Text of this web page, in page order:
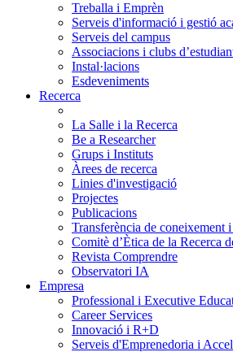
Treballa i Emprèn
Serveis d'informació i gestió
Serveis del campus
Associacions i clubs
Instal·lacions
Esdeveniments
Recerca
La Salle i la Recerca
Be a Researcher
Grups i Instituts
Àrees de recerca
Linies d'investigació
Projectes
Publicacions
Transferència de coneixement
Comitè d’Ètica de la Recerca
Revista Comprendre
Observatori IA
Empresa
Professional i Executive
Career Services
Innovació i R+D
Serveis d'Emprenedoria i